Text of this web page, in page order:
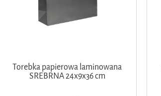
Torebka papierowa laminowana
SREBRNA 24x9x36 cm